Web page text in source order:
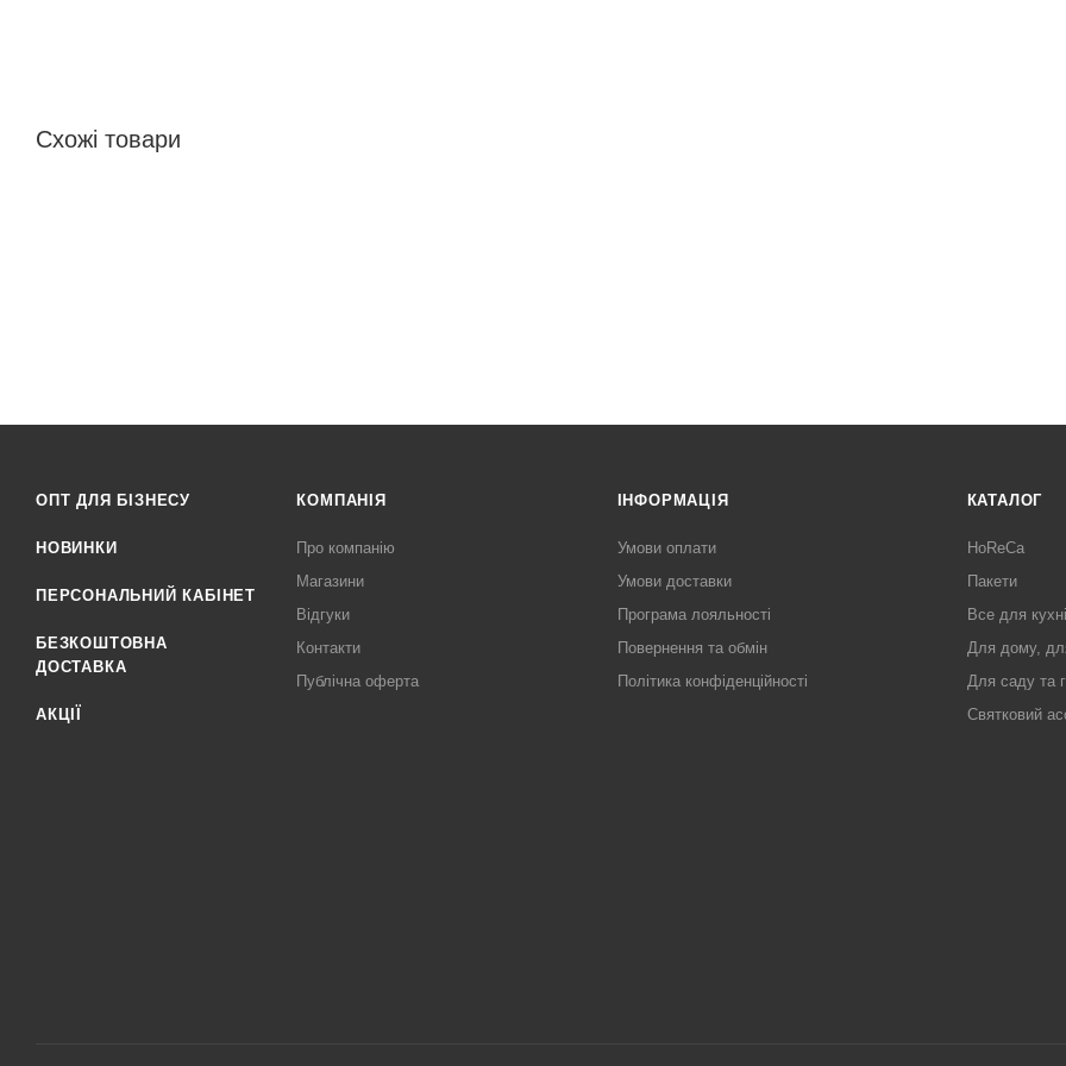
Схожі товари
ОПТ ДЛЯ БІЗНЕСУ
НОВИНКИ
ПЕРСОНАЛЬНИЙ КАБІНЕТ
БЕЗКОШТОВНА
ДОСТАВКА
АКЦІЇ
КОМПАНІЯ
Про компанію
Магазини
Відгуки
Контакти
Публічна оферта
ІНФОРМАЦІЯ
Умови оплати
Умови доставки
Програма лояльності
Повернення та обмін
Політика конфіденційності
КАТАЛОГ
HoReCa
Пакети
Все для кухні
Для дому,
Для саду та
Святковий